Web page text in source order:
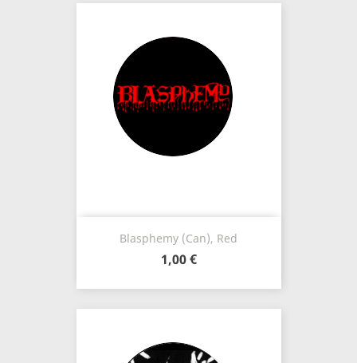
Blasphemy (Can), Red
1,00 €